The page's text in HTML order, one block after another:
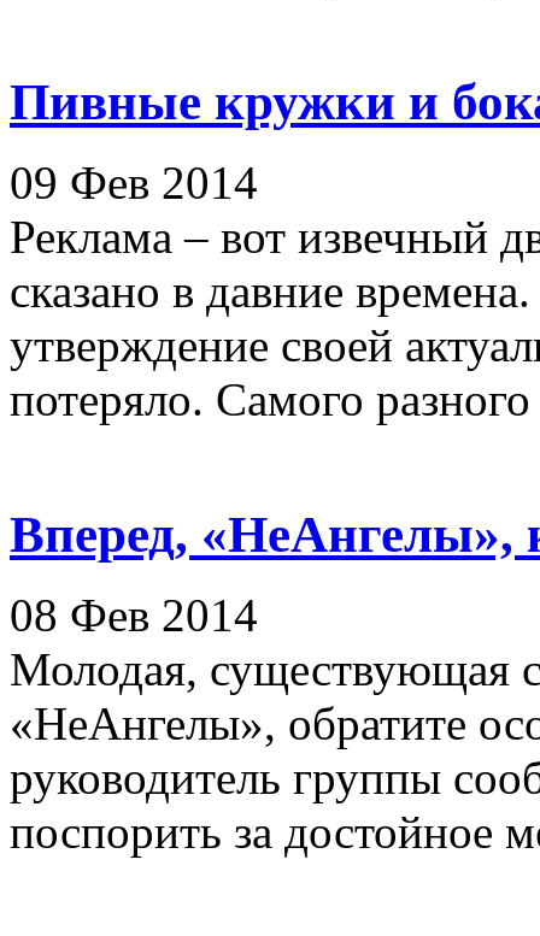
Пивные кружки и
09 Фев 2014
Реклама – вот извечный
сказано в давние
утверждение своей
потеряло. Самого
Вперед, «НеАнгелы»,
08 Фев 2014
Молодая, существующая
«НеАнгелы», обратите
руководитель группы
поспорить за достойное